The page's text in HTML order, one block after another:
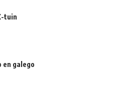
tuin
en galego